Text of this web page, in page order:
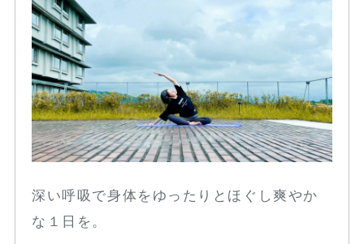
深い呼吸で身体をゆったりとほぐし爽やか
な１日を。